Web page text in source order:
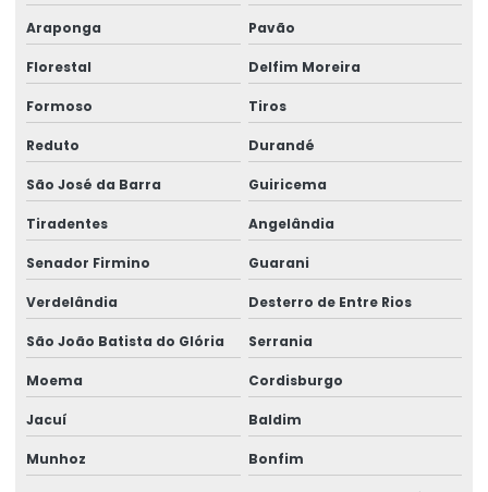
Araponga Pavão
Florestal Delfim Moreira
Formoso Tiros
Reduto Durandé
São José da Barra Guiricema
Tiradentes Angelândia
Senador Firmino Guarani
Verdelândia Desterro de Entre Rios
São João Batista do Glória Serrania
Moema Cordisburgo
Jacuí Baldim
Munhoz Bonfim